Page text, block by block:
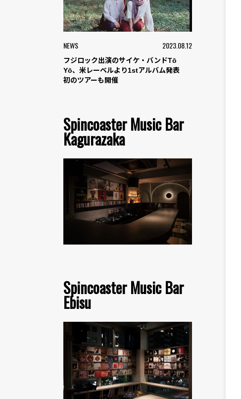
NEWS 2023.08.12
フジロック出演のサイケ・バンドTō
Yō、米レーベルより1stアルバム発表
初のツアーも開催
Spincoaster Music Bar
Kagurazaka
Spincoaster Music Bar
Ebisu